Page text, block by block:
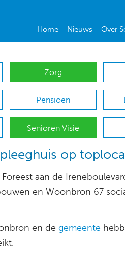
Home Nieuws Over
Zorg
Pensioen
Senioren Visie
op
aan de
en Woonbron 67
en de gemeente